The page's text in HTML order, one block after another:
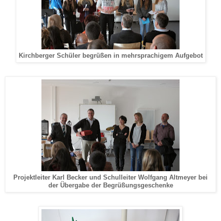
Kirchberger Schüler begrüßen in mehrsprachigem Aufgebot
Projektleiter Karl Becker und Schulleiter Wolfgang Altmeyer bei
der Übergabe der Begrüßungsgeschenke